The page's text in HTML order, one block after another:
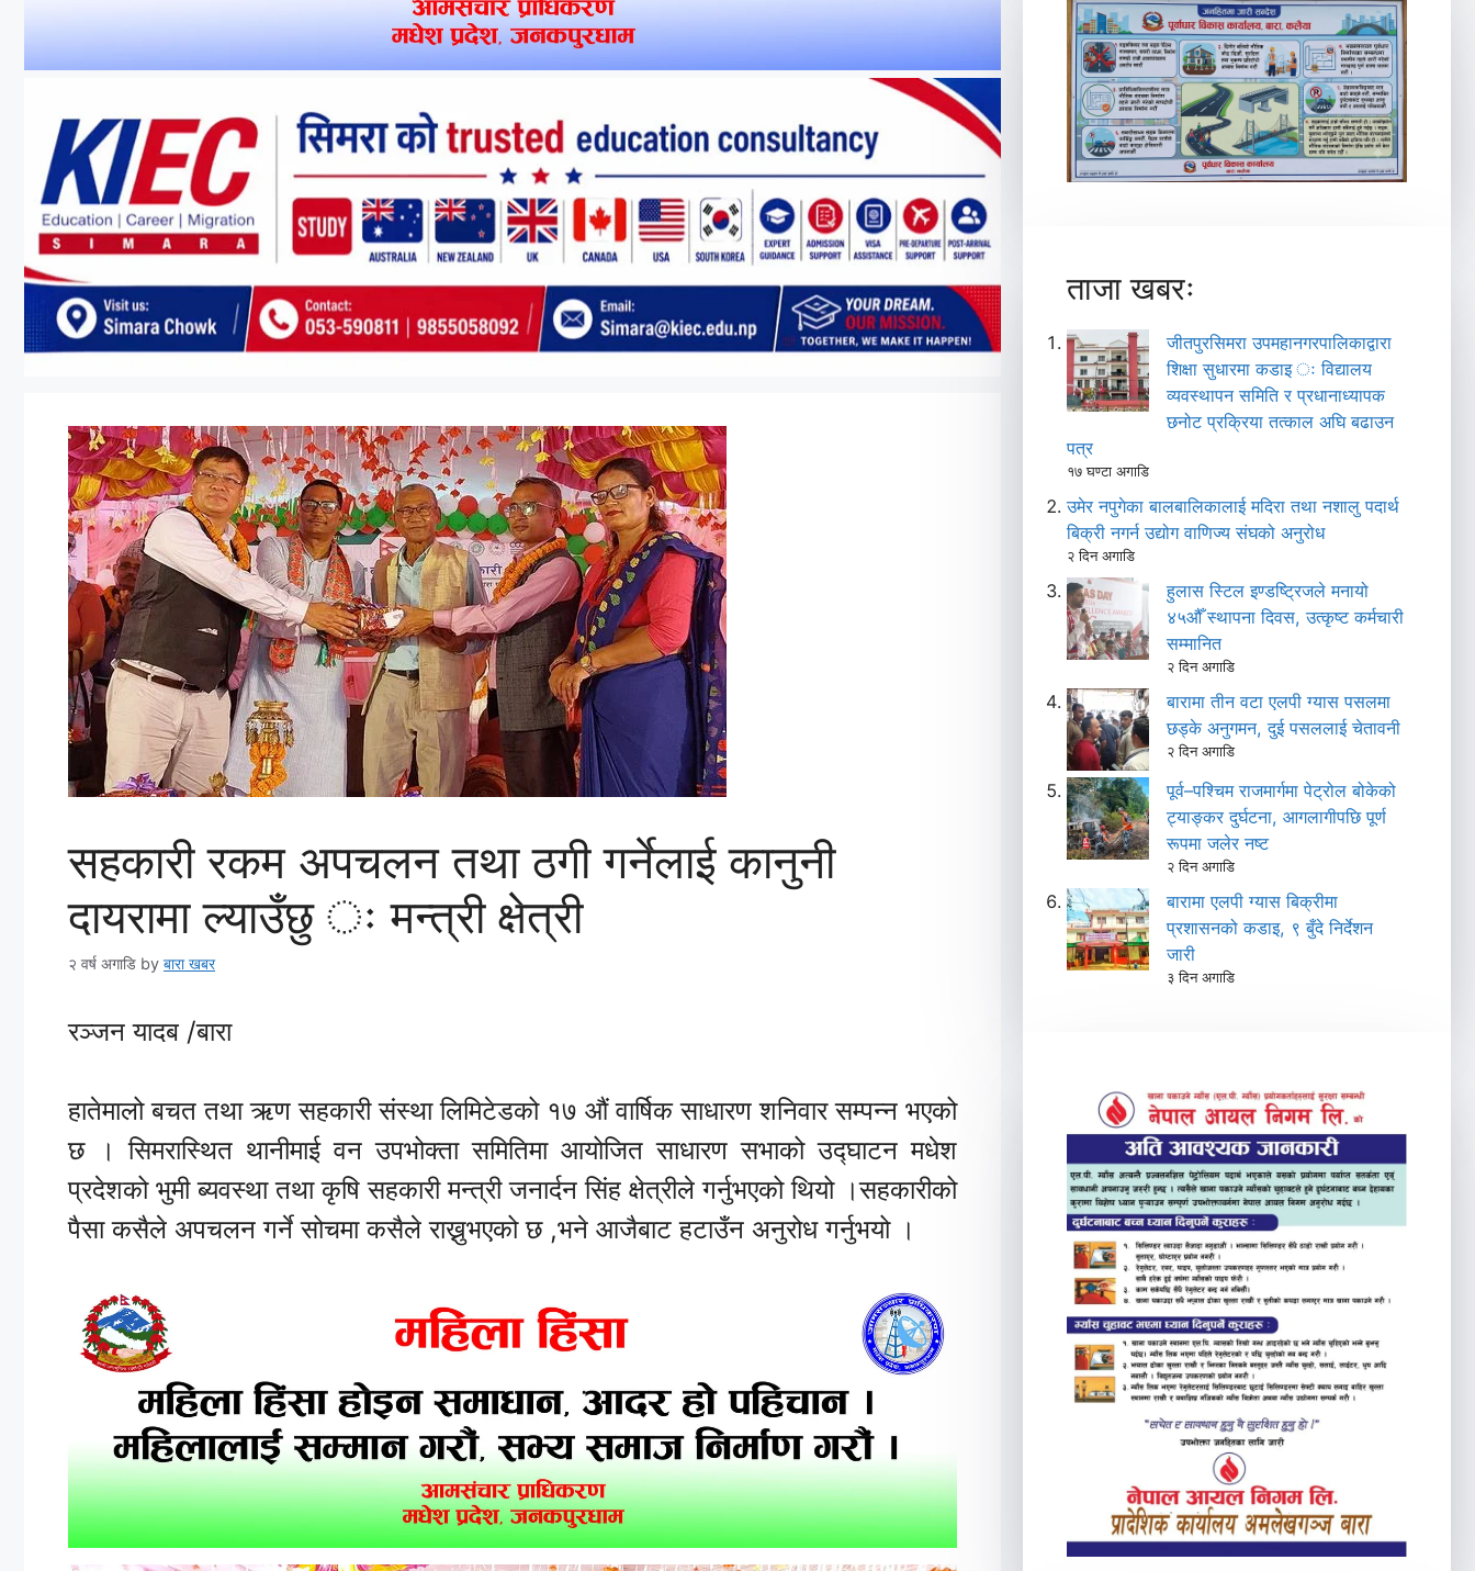
सहकारी रकम अपचलन तथा ठगी गर्नेलाई कानुनी
दायरामा ल्याउँछु ः मन्त्री क्षेत्री
२ वर्ष अगाडि by बारा खबर
रञ्जन यादब /बारा
हातेमालो बचत तथा ऋण सहकारी संस्था लिमिटेडको १७ औं वार्षिक साधारण शनिवार सम्पन्न भएको
छ । सिमरास्थित थानीमाई वन उपभोक्ता समितिमा आयोजित साधारण सभाको उद्घाटन मधेश
प्रदेशको भुमी ब्यवस्था तथा कृषि सहकारी मन्त्री जनार्दन सिंह क्षेत्रीले गर्नुभएको थियो ।सहकारीको
पैसा कसैले अपचलन गर्ने सोचमा कसैले राख्नुभएको छ ,भने आजैबाट हटाउँन अनुरोध गर्नुभयो ।
ताजा खबरः
जीतपुरसिमरा उपमहानगरपालिकाद्वारा
शिक्षा सुधारमा कडाइ ः विद्यालय
व्यवस्थापन समिति र प्रधानाध्यापक
छनोट प्रक्रिया तत्काल अघि बढाउन
पत्र
१७ घण्टा अगाडि
उमेर नपुगेका बालबालिकालाई मदिरा तथा नशालु पदार्थ
बिक्री नगर्न उद्योग वाणिज्य संघको अनुरोध
२ दिन अगाडि
हुलास स्टिल इण्डष्ट्रिजले मनायो
४५औँ स्थापना दिवस, उत्कृष्ट कर्मचारी
सम्मानित
२ दिन अगाडि
बारामा तीन वटा एलपी ग्यास पसलमा
छड्के अनुगमन, दुई पसललाई चेतावनी
२ दिन अगाडि
पूर्व–पश्चिम राजमार्गमा पेट्रोल बोकेको
ट्याङ्कर दुर्घटना, आगलागीपछि पूर्ण
रूपमा जलेर नष्ट
२ दिन अगाडि
बारामा एलपी ग्यास बिक्रीमा
प्रशासनको कडाइ, ९ बुँदे निर्देशन
जारी
३ दिन अगाडि